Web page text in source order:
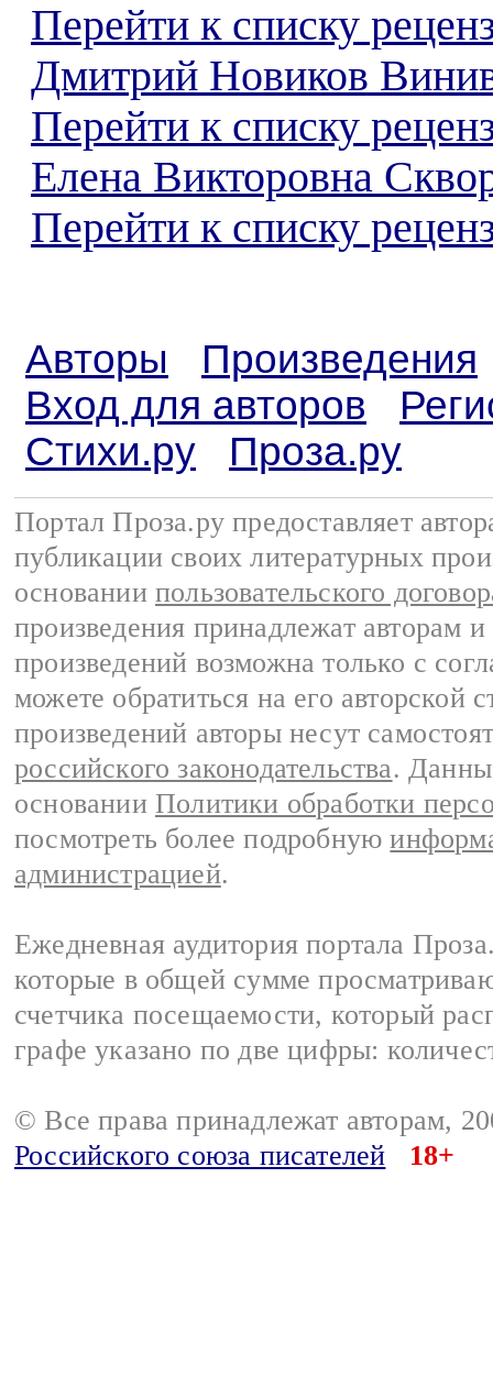
Перейти к списку
Дмитрий Новиков
Перейти к списку
Елена Викторовна
Перейти к списку
Авторы
Произведения
Вход для авторов
Стихи.ру
Проза.ру
Портал Проза.ру предоставляет
публикации своих литературных
основании пользовательского
произведения принадлежат авторам
произведений возможна только с
можете обратиться на его авторской
произведений авторы несут
российского законодательства.
основании Политики обработки
посмотреть более подробную
администрацией.
Ежедневная аудитория портала
которые в общей сумме
счетчика посещаемости, который
графе указано по две цифры:
© Все права принадлежат авторам,
Российского союза писателей
18+